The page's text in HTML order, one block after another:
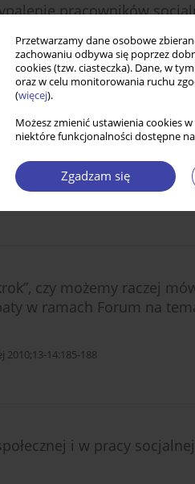
Przetwarzamy dane osobowe
zachowaniu odbywa się poprzez
cookies (tzw. ciasteczka). Dane, w
oraz w celu monitorowania ruchu
(więcej).
Możesz zmienić ustawienia cookies
niektóre funkcjonalności dostępne
Zgadzam się
pracowników
2005;8:267-270
Trawkowska
14:125-127
czy możemy raczej
w ramach Forum na
2010;13-14:185-188
i w pracy